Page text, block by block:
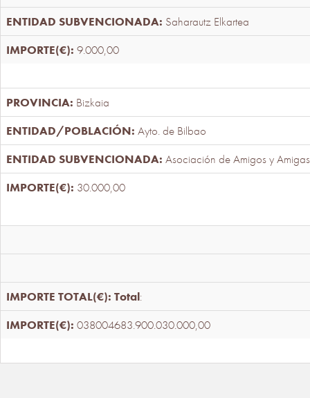
Saharautz Elkartea
9.000,00
Bizkaia
Ayto. de Bilbao
Asociación de Amigos y
30.000,00
Total:
038004683.900.030.000,00